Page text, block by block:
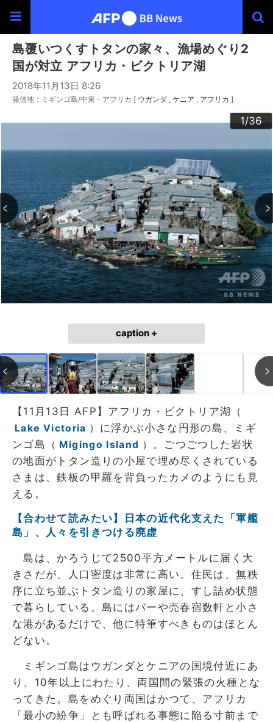
島覆いつくすトタンの家々、漁場めぐり2
国が対立 アフリカ・ビクトリア湖
2018年11月13日 8:26
発信地：ミギンゴ島/中東・アフリカ [ ウガンダ ケニア アフリカ ]
1/36
2/36
3/36
4/36
5/36
6/36
7/36
8/36
9/36
10/36
11/36
12/36
13/36
14/36
15/36
16/36
17/36
18/36
19/36
20/36
21/36
22/36
23/36
24/36
25/36
26/36
27/36
28/36
29/36
30/36
31/36
32/36
33/36
34/36
35/36
36/36
caption +
【11月13日 AFP】アフリカ・ビクトリア湖（
Lake Victoria ）に浮かぶ小さな円形の島、ミギ
ンゴ島（ Migingo Island ）。ごつごつした岩状
の地面がトタン造りの小屋で埋め尽くされている
さまは、鉄板の甲羅を背負ったカメのようにも見
える。
【合わせて読みたい】日本の近代化支えた「軍艦
島」、人々を引きつける廃虚
島は、かろうじて2500平方メートルに届く大
きさだが、人口密度は非常に高い。住民は、無秩
序に立ち並ぶトタン造りの家屋に、すし詰め状態
で暮らしている。島にはバーや売春宿数軒と小さ
な港があるだけで、他に特筆すべきものはほとん
どない。
ミギンゴ島はウガンダとケニアの国境付近にあ
り、10年以上にわたり、両国間の緊張の火種とな
ってきた。島をめぐり両国はかつて、アフリカ
「最小の紛争」とも呼ばれる事態に陥る寸前まで